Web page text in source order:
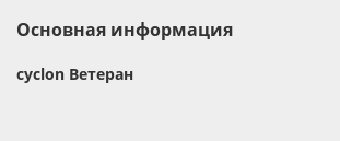
Основная информация
cyclon Ветеран